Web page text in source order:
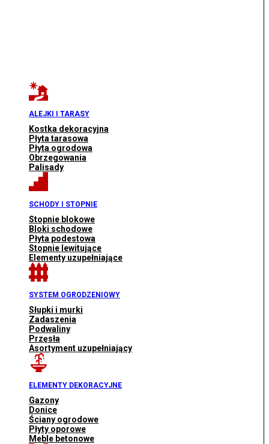
ALEJKI I TARASY
Kostka dekoracyjna
Płyta tarasowa
Płyta ogrodowa
Obrzegowania
Palisady
SCHODY I STOPNIE
Stopnie blokowe
Bloki schodowe
Płyta podestowa
Stopnie lewitujące
Elementy uzupełniające
SYSTEM OGRODZENIOWY
Słupki i murki
Zadaszenia
Podwaliny
Przęsła
Asortyment uzupełniający
ELEMENTY DEKORACYJNE
Gazony
Donice
Ściany ogrodowe
Płyty oporowe
Meble betonowe